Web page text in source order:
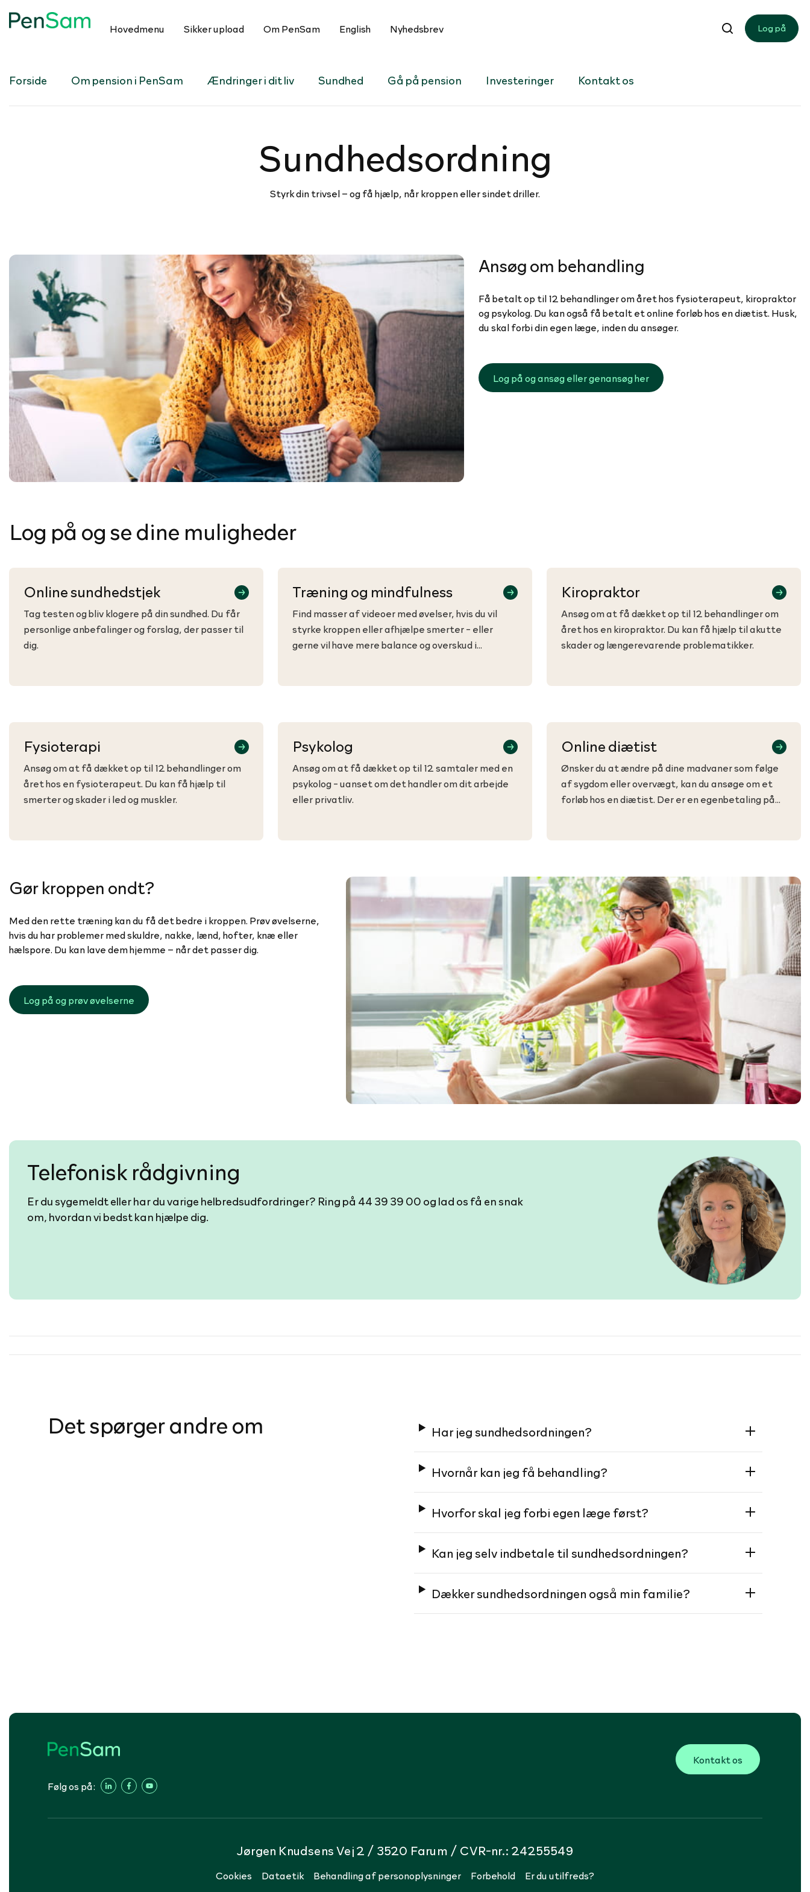
Hovedmenu Sikker upload Om PenSam English Nyhedsbrev Log på
Forside Om pension i PenSam Ændringer i dit liv Sundhed Gå på pension Investeringer Kontakt os
Sund­heds­ord­ning
Styrk din trivsel – og få hjælp, når kroppen eller sindet driller.
Ansøg om behandling
Få betalt op til 12 behandlinger om året hos fysioterapeut, kiropraktor
og psykolog. Du kan også få betalt et online forløb hos en diætist. Husk,
du skal forbi din egen læge, inden du ansøger.
Log på og ansøg eller genansøg her
Log på og se dine muligheder
Online sundhedstjek
Tag testen og bliv klogere på din sundhed. Du får
personlige anbefalinger og forslag, der passer til
dig.
Træning og mindfulness
Find masser af videoer med øvelser, hvis du vil
styrke kroppen eller afhjælpe smerter - eller
gerne vil have mere balance og overskud i
Kiropraktor
Ansøg om at få dækket op til 12 behandlinger om
året hos en kiropraktor. Du kan få hjælp til akutte
skader og længerevarende problematikker.
Fysioterapi
Ansøg om at få dækket op til 12 behandlinger om
året hos en fysioterapeut. Du kan få hjælp til
smerter og skader i led og muskler.
Psykolog
Ansøg om at få dækket op til 12 samtaler med en
psykolog - uanset om det handler om dit arbejde
eller privatliv.
Online diætist
Ønsker du at ændre på dine madvaner som følge
af sygdom eller overvægt, kan du ansøge om et
forløb hos en diætist. Der er en egenbetaling på
Gør kroppen ondt?
Med den rette træning kan du få det bedre i kroppen. Prøv øvelserne,
hvis du har problemer med skuldre, nakke, lænd, hofter, knæ eller
hælspore. Du kan lave dem hjemme – når det passer dig.
Log på og prøv øvelserne
Telefonisk rådgivning
Er du sygemeldt eller har du varige helbredsudfordringer? Ring på 44 39 39 00 og lad os få en snak
om, hvordan vi bedst kan hjælpe dig.
Det spørger andre om Har jeg sundhedsordningen?
Hvornår kan jeg få behandling?
Hvorfor skal jeg forbi egen læge først?
Kan jeg selv indbetale til sundhedsordningen?
Dækker sundhedsordningen også min familie?
Følg os på:
Kontakt os
Jørgen Knudsens Vej 2 / 3520 Farum / CVR-nr.: 24255549
Cookies Dataetik Behandling af personoplysninger Forbehold Er du utilfreds?